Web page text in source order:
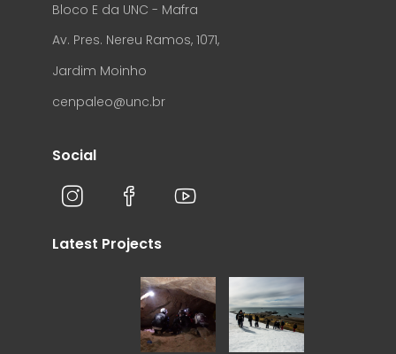
Bloco E da UNC - Mafra
Av. Pres. Nereu Ramos, 1071,
Jardim Moinho
cenpaleo@unc.br
Social
Latest Projects